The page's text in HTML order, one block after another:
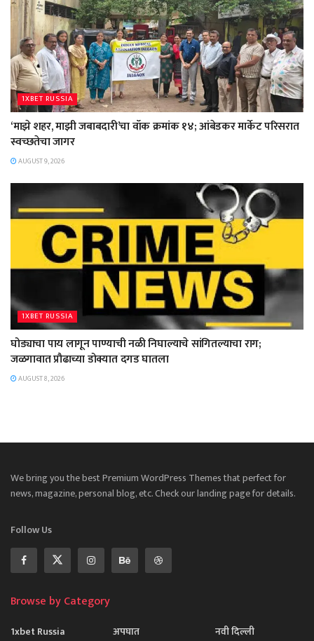
1XBET RUSSIA
‘माझे शहर, माझी जबाबदारी’चा वॉक क्रमांक १४; आंबेडकर मार्केट परिसरात
स्वच्छतेचा जागर
AUGUST 9, 2026
1XBET RUSSIA
घोड्याचा पाय लागून पाण्याची नळी निघाल्याचे सांगितल्याचा राग;
जळगावात प्रौढाच्या डोक्यात दगड घातला
AUGUST 8, 2026
We bring you the best Premium WordPress Themes that perfect for
news, magazine, personal blog, etc. Check our landing page for details.
Follow Us
Browse by Category
1xbet Russia
अपघात
नवी दिल्ली